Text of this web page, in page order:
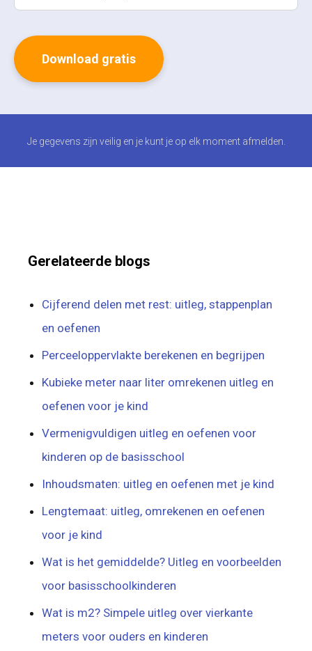
Je gegevens zijn veilig en je kunt je op elk moment afmelden.
Gerelateerde blogs
Cijferend delen met rest: uitleg, stappenplan
en oefenen
Perceeloppervlakte berekenen en begrijpen
Kubieke meter naar liter omrekenen uitleg en
oefenen voor je kind
Vermenigvuldigen uitleg en oefenen voor
kinderen op de basisschool
Inhoudsmaten: uitleg en oefenen met je kind
Lengtemaat: uitleg, omrekenen en oefenen
voor je kind
Wat is het gemiddelde? Uitleg en voorbeelden
voor basisschoolkinderen
Wat is m2? Simpele uitleg over vierkante
meters voor ouders en kinderen